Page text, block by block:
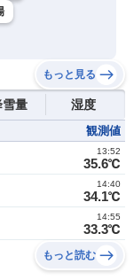
もっと見る
雪量 湿度
観測値
35.6℃
13:52
34.1℃
14:40
33.3℃
14:55
もっと読む